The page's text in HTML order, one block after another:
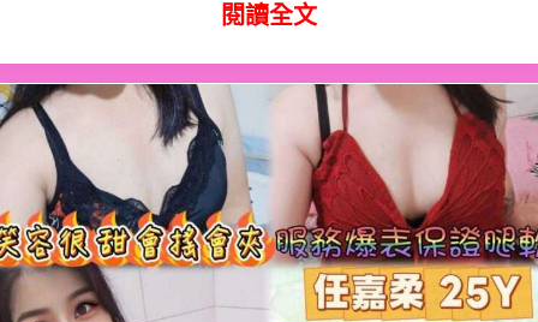
閱讀全文